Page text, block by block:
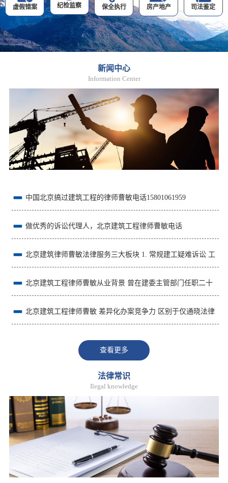
虚假错案 纪检监察 保全执行 房产地产 司法鉴定
新闻中心
Information Center
中国北京搞过建筑工程的律师曹敏电话15801061959
做优秀的诉讼代理人，北京建筑工程律师曹敏电话
15801061959
北京建筑律师曹敏法律服务三大板块 1. 常规建工疑难诉讼 工
程款催收、造价结算纠纷、工程质量索赔、工期延误违约责任、签
北京建筑工程律师曹敏从业背景 曾在建委主管部门任职二十
余年，深度掌握工程行政审批、行业监管、竣工验收、备案流程及
北京建筑工程律师曹敏 差异化办案竞争力 区别于仅通晓法律
竣工资料、造价鉴定意见书，从工程技术层面夯实案
查看更多
法律常识
Ilegal knowledge